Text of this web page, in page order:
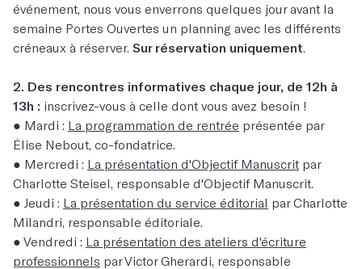
événement, nous vous enverrons quelques jour avant la
semaine Portes Ouvertes un planning avec les différents
créneaux à réserver. Sur réservation uniquement.
2. Des rencontres informatives chaque jour, de 12h à
13h : inscrivez-vous à celle dont vous avez besoin !
● Mardi : La programmation de rentrée présentée par
Élise Nebout, co-fondatrice.
● Mercredi : La présentation d'Objectif Manuscrit par
Charlotte Steisel, responsable d'Objectif Manuscrit.
● Jeudi : La présentation du service éditorial par Charlotte
Milandri, responsable éditoriale.
● Vendredi : La présentation des ateliers d'écriture
professionnels par Victor Gherardi, responsable